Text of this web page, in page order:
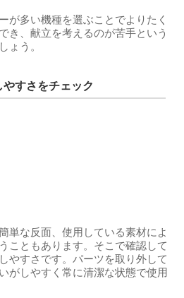
が多い機種を選ぶことでよりたく
き、献立を考えるのが苦手という
ょう。
すさをチェック
単な反面、使用している素材によ
こともあります。そこで確認して
やすさです。パーツを取り外して
がしやすく常に清潔な状態で使用